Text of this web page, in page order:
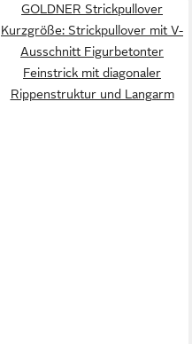
GOLDNER Strickpullover
Kurzgröße: Strickpullover mit V-
Ausschnitt Figurbetonter
Feinstrick mit diagonaler
Rippenstruktur und Langarm